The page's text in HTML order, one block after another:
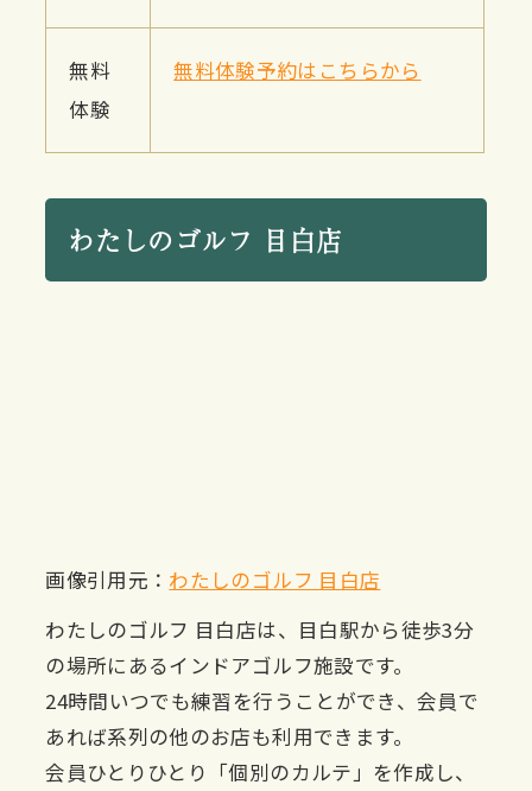
無料
体験
無料体験予約はこちらから
わたしのゴルフ 目白店
画像引用元： わたしのゴルフ 目白店
わたしのゴルフ 目白店は、目白駅から徒歩3分
の場所にあるインドアゴルフ施設です。
24時間いつでも練習を行うことができ、会員で
あれば系列の他のお店も利用できます。
会員ひとりひとり「個別のカルテ」を作成し、